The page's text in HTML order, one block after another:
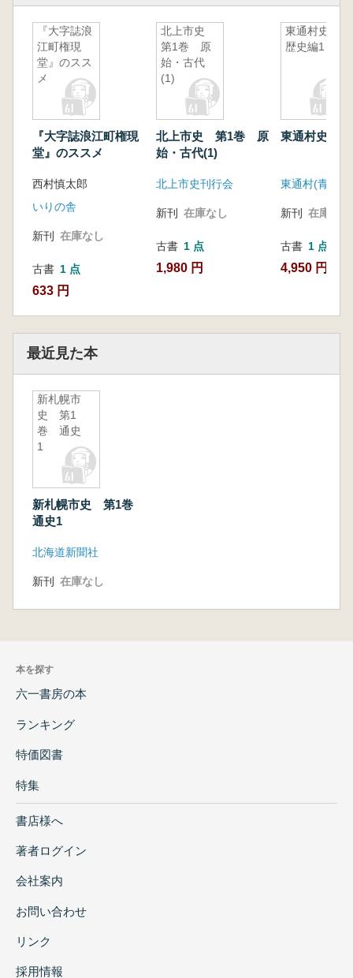
『大字誌浪
江町権現
堂』のスス
メ
『大字誌浪江町権現
堂』のススメ
西村慎太郎
いりの舎
新刊 在庫なし
古書 1 点
633 円
北上市史
第1巻 原
始・古代
(1)
北上市史 第1巻 原
始・古代(1)
北上市史刊行会
新刊 在庫なし
古書 1 点
1,980 円
東通村史
歴史編1
東通村史 歴
東通村(青森県
新刊 在庫なし
古書 1 点
4,950 円
最近見た本
新札幌市
史 第1
巻 通史
1
新札幌市史 第1巻
通史1
北海道新聞社
新刊 在庫なし
本を探す
六一書房の本
ランキング
特価図書
特集
書店様へ
著者ログイン
会社案内
お問い合わせ
リンク
採用情報